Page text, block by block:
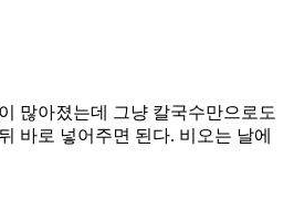
많아졌는데 그냥 칼국수만으로도
바로 넣어주면 된다. 비오는 날에